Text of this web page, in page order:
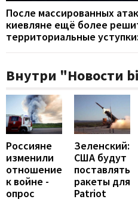
После массированных
киевляне ещё более
территориальные
Внутри "Новости
Россияне
изменили
отношение
к войне -
опрос
Зеленский:
США будут
поставлять
ракеты для
Patriot